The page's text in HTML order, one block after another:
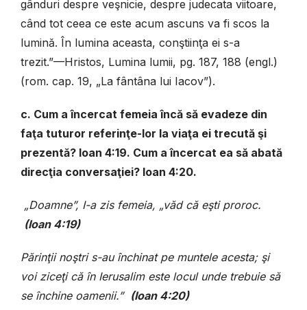
gânduri despre veşnicie, despre judecata viitoare,
când tot ceea ce este acum ascuns va fi scos la
lumină. În lumina aceasta, conştiinţa ei s-a
trezit.”—Hristos, Lumina lumii, pg. 187, 188 (engl.)
(rom. cap. 19, „La fântâna lui Iacov”).
c. Cum a încercat femeia încă să evadeze din
faţa tuturor referinţe-lor la viaţa ei trecută şi
prezentă? Ioan 4:19. Cum a încercat ea să abată
direcţia conversaţiei? Ioan 4:20.
„Doamne”, I-a zis femeia, „văd că eşti proroc.
(Ioan 4:19)
Părinţii noştri s-au închinat pe muntele acesta; şi
voi ziceţi că în Ierusalim este locul unde trebuie să
se închine oamenii.” (Ioan 4:20)